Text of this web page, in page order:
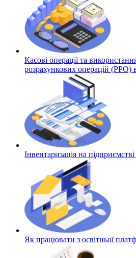
Касові операції та
розрахункових операцій (РРО)
Інвентаризація на
Як працювати з освітньої